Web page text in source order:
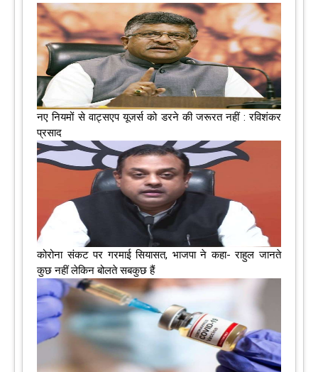
नए नियमों से वाट्सएप यूजर्स को डरने की जरूरत नहीं : रविशंकर
प्रसाद
कोरोना संकट पर गरमाई सियासत, भाजपा ने कहा- राहुल जानते
कुछ नहीं लेकिन बोलते सबकुछ हैं